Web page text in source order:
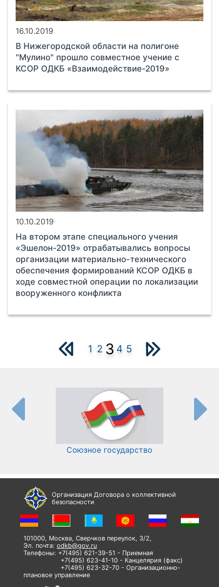
16.10.2019
В Нижегородской области на полигоне
"Мулино" прошло совместное учение с
КСОР ОДКБ «Взаимодействие-2019»
10.10.2019
На втором этапе специального учения
«Эшелон-2019» отрабатывались вопросы
организации материально-технического
обеспечения формирований КСОР ОДКБ в
ходе совместной операции по локализации
вооруженного конфликта
1 2 3 4 5
Союзное государство
Организация Договора о коллективной
безопасности
101000, Москва, Сверчков переулок, 3/2,
Эл. почта: odkb@gov.ru
Телефоны: +7(495) 621-39-51 - Приемная
+7(495) 623-41-10 - Канцелярия (факс)
+7(495) 623-32-70 - Организационно-
плановое управление